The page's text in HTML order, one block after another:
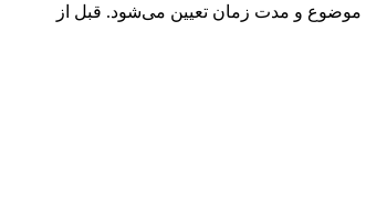
موضوع و مدت زمان تعیین می‌شود. قبل از